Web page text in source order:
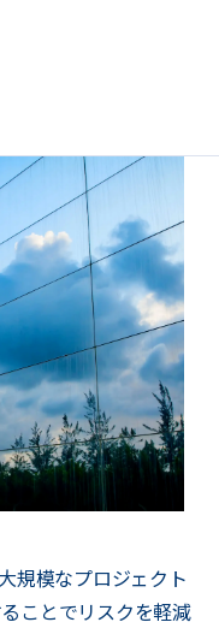
規模なプロジェクト
ことでリスクを軽減